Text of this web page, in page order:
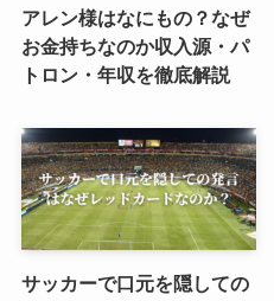
アレン様はなにもの？なぜ
お金持ちなのか収入源・パ
トロン・年収を徹底解説
サッカーで口元を隠しての